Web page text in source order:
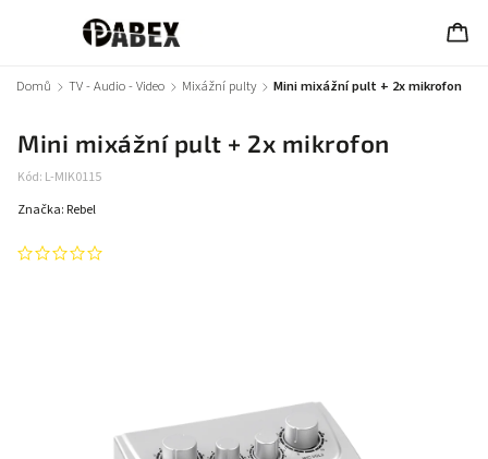
Domů / TV - Audio - Video / Mixážní pulty / Mini mixážní pult + 2x mikrofon
Mini mixážní pult + 2x mikrofon
Kód: L-MIK0115
Značka: Rebel